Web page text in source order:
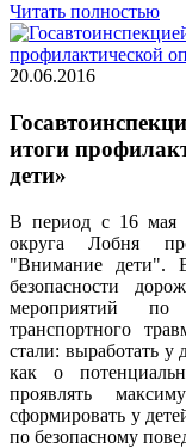
Читать полностью
20.06.2016
итоги
дети»
В период с 16 мая
округа Лобня
"Внимание дети".
безопасности
мероприятий по
транспортного
стали: выработать у
как о
проявлять
сформировать у
по безопасному